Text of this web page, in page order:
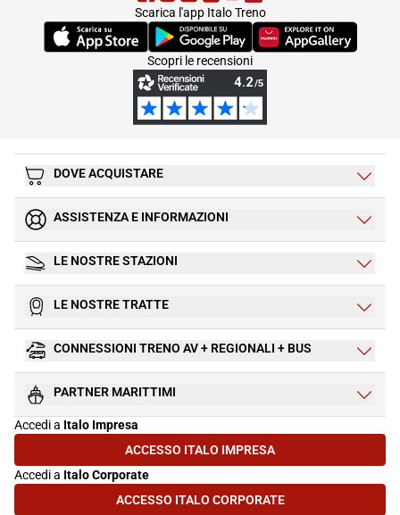
Scarica l'app Italo Treno
(Si apre in una nuova scheda)(Si apre in una nuova scheda)
(Si apre in una nuova
Scopri le recensioni
DOVE ACQUISTARE
ASSISTENZA E INFORMAZIONI
LE NOSTRE STAZIONI
LE NOSTRE TRATTE
CONNESSIONI TRENO AV + REGIONALI + BUS
PARTNER MARITTIMI
Accedi a Italo Impresa
ACCESSO ITALO IMPRESA(SI APRE IN UNA NUOVA SCHEDA)
Accedi a Italo Corporate
ACCESSO ITALO CORPORATE(SI APRE IN UNA NUOVA SCHEDA)